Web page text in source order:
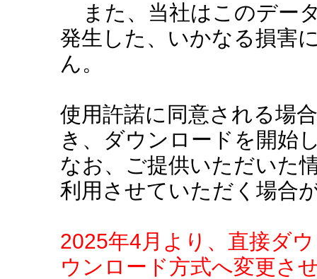
また、当社はこのデー
発生した、いかなる損害
ん。
使用許諾に同意される場
き、ダウンロードを開始
なお、ご提供いただいた
利用させていただく場合
2025年4月より、直接ダ
ウンロード方式へ変更さ